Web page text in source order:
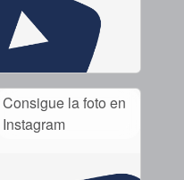
Consigue la foto en
Instagram